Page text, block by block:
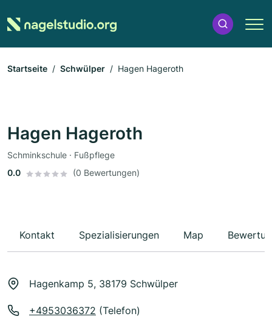
Startseite Schwülper Hagen Hageroth
Hagen Hageroth
Schminkschule · Fußpflege
0.0
(0 Bewertungen)
Kontakt Spezialisierungen Map
Hagenkamp 5, 38179 Schwülper
+4953036372 (Telefon)